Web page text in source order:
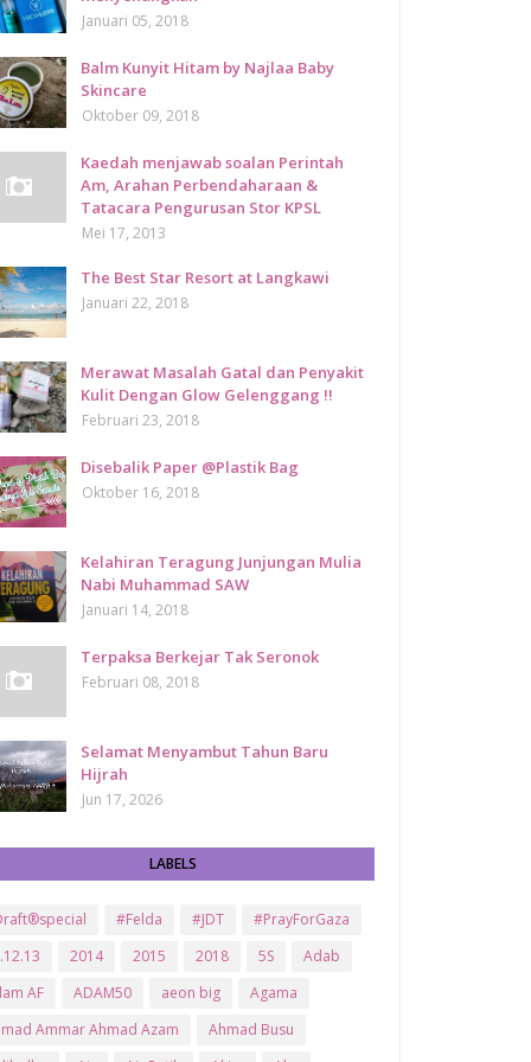
Januari 05, 2018
Balm Kunyit Hitam by Najlaa Baby
Skincare
Oktober 09, 2018
Kaedah menjawab soalan Perintah
Am, Arahan Perbendaharaan &
Tatacara Pengurusan Stor KPSL
Mei 17, 2013
The Best Star Resort at Langkawi
Januari 22, 2018
Merawat Masalah Gatal dan Penyakit
Kulit Dengan Glow Gelenggang !!
Februari 23, 2018
Disebalik Paper @Plastik Bag
Oktober 16, 2018
Kelahiran Teragung Junjungan Mulia
Nabi Muhammad SAW
Januari 14, 2018
Terpaksa Berkejar Tak Seronok
Februari 08, 2018
Selamat Menyambut Tahun Baru
Hijrah
Jun 17, 2026
LABELS
#Felda #JDT
#PrayForGaza
2014 2015 2018 5S
Adab
AF
ADAM50 aeon big
Agama
Ammar Ahmad Azam
Ahmad Busu